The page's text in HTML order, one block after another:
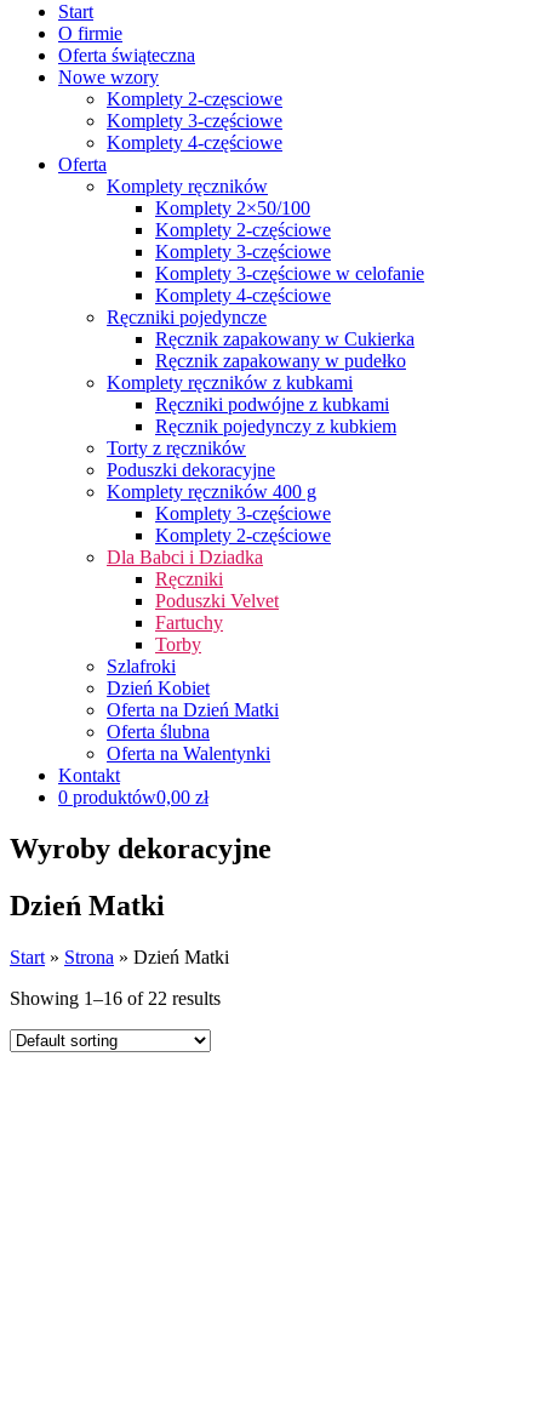
Start
O firmie
Oferta świąteczna
Nowe wzory
Komplety 2-częsciowe
Komplety 3-częściowe
Komplety 4-częściowe
Oferta
Komplety ręczników
Komplety 2×50/100
Komplety 2-częściowe
Komplety 3-częściowe
Komplety 3-częściowe w celofanie
Komplety 4-częściowe
Ręczniki pojedyncze
Ręcznik zapakowany w Cukierka
Ręcznik zapakowany w pudełko
Komplety ręczników z kubkami
Ręczniki podwójne z kubkami
Ręcznik pojedynczy z kubkiem
Torty z ręczników
Poduszki dekoracyjne
Komplety ręczników 400 g
Komplety 3-częściowe
Komplety 2-częściowe
Dla Babci i Dziadka
Ręczniki
Poduszki Velvet
Fartuchy
Torby
Szlafroki
Dzień Kobiet
Oferta na Dzień Matki
Oferta ślubna
Oferta na Walentynki
Kontakt
0 produktów0,00 zł
Wyroby dekoracyjne
Dzień Matki
Start » Strona » Dzień Matki
Showing 1–16 of 22 results